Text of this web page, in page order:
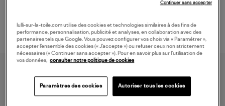
lulli-sur-la-toile.com utilise des cookies et technologies similaires à des fins de
performance, personnalisation, publicité et analyses, en collaboration avec des
partenaires tels que Google. Vous pouvez configurer vos choix via « Paramétrer »,
accepter l’ensemble des cookies (« J’accepte ») ou refuser ceux non strictement
nécessaires (« Continuer sans accepter »). Pour en savoir plus sur l’utilisation de
vos données, consulter notre politique de cookies
Paramètres des cookies Autoriser tous les cookies
Continuer sans accepter